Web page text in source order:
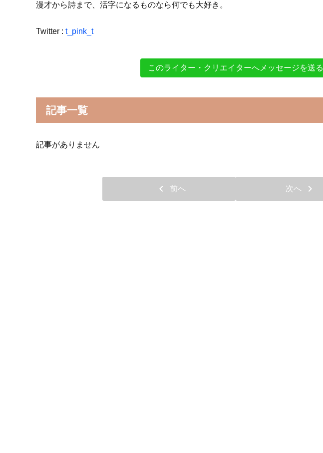
漫才から詩まで、活字になるものなら何でも大好き。
Twitter : t_pink_t
このライター・クリエイターへメッセージを送る
記事一覧
記事がありません
chevron_left 前へ 次へ chevron_right